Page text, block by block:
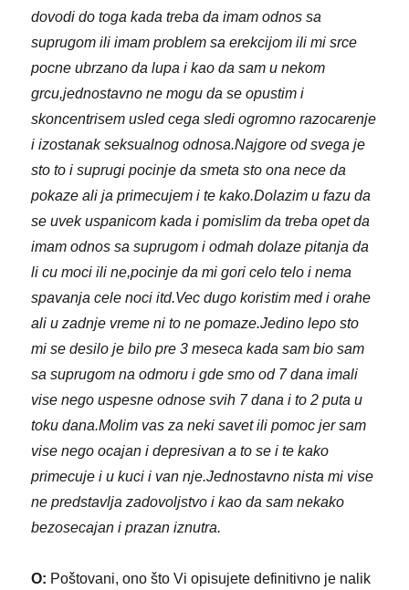
dovodi do toga kada treba da imam odnos sa
suprugom ili imam problem sa erekcijom ili mi srce
pocne ubrzano da lupa i kao da sam u nekom
grcu,jednostavno ne mogu da se opustim i
skoncentrisem usled cega sledi ogromno razocarenje
i izostanak seksualnog odnosa.Najgore od svega je
sto to i suprugi pocinje da smeta sto ona nece da
pokaze ali ja primecujem i te kako.Dolazim u fazu da
se uvek uspanicom kada i pomislim da treba opet da
imam odnos sa suprugom i odmah dolaze pitanja da
li cu moci ili ne,pocinje da mi gori celo telo i nema
spavanja cele noci itd.Vec dugo koristim med i orahe
ali u zadnje vreme ni to ne pomaze.Jedino lepo sto
mi se desilo je bilo pre 3 meseca kada sam bio sam
sa suprugom na odmoru i gde smo od 7 dana imali
vise nego uspesne odnose svih 7 dana i to 2 puta u
toku dana.Molim vas za neki savet ili pomoc jer sam
vise nego ocajan i depresivan a to se i te kako
primecuje i u kuci i van nje.Jednostavno nista mi vise
ne predstavlja zadovoljstvo i kao da sam nekako
bezosecajan i prazan iznutra.
O: Poštovani, ono što Vi opisujete definitivno je nalik